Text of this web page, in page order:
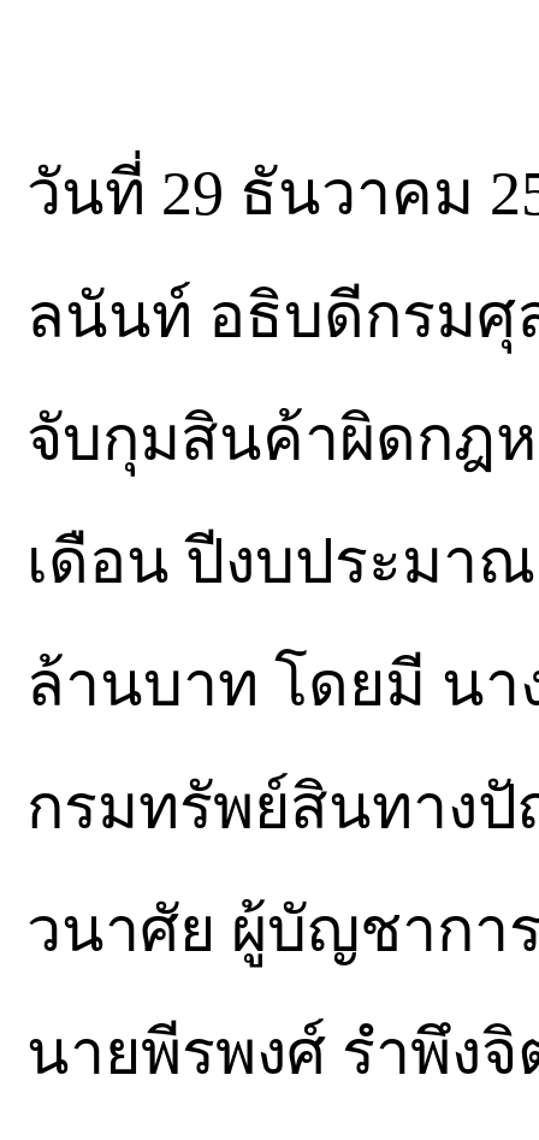
วันที่ 29 ธันวาคม
ลนันท์ อธิบดีกรมศุ
จับกุมสินค้าผิดกฎ
เดือน ปีงบประมาณ
ล้านบาท โดยมี น
กรมทรัพย์สินทาง
วนาศัย ผู้บัญชากา
นายพีรพงศ์ รำพึง